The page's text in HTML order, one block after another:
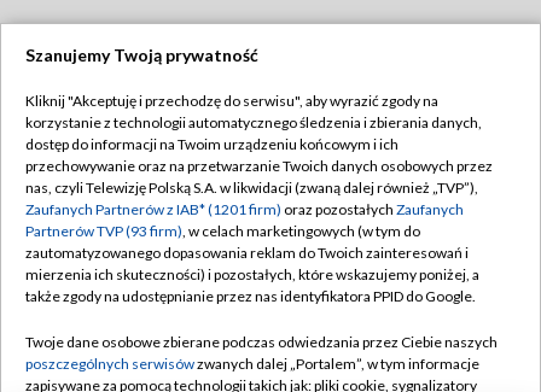
TVP
Abonament TVP
Emisja w TVP
Centrum informacji TVP
Naziemna Telewizja Cyfrowa
Rada Programowa
Regulamin TVP
Polityka prywatności
Moje zgody
Pomoc
Kontakt
Szanujemy Twoją prywatność
Kliknij "Akceptuję i przechodzę do serwisu", aby wyrazić zgody na
korzystanie z technologii automatycznego śledzenia i zbierania danych,
dostęp do informacji na Twoim urządzeniu końcowym i ich
przechowywanie oraz na przetwarzanie Twoich danych osobowych przez
nas, czyli Telewizję Polską S.A. w likwidacji (zwaną dalej również „TVP”),
Zaufanych Partnerów z IAB* (1201 firm) oraz pozostałych Zaufanych
Partnerów TVP (93 firm), w celach marketingowych (w tym do
zautomatyzowanego dopasowania reklam do Twoich zainteresowań i
mierzenia ich skuteczności) i pozostałych, które wskazujemy poniżej, a
także zgody na udostępnianie przez nas identyfikatora PPID do Google.
Twoje dane osobowe zbierane podczas odwiedzania przez Ciebie naszych
poszczególnych serwisówzwanych dalej „Portalem”, w tym informacje
zapisywane za pomocą technologii takich jak: pliki cookie, sygnalizatory